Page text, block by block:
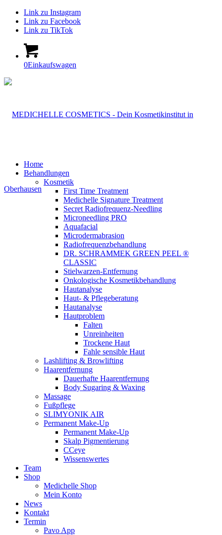
Link zu Instagram
Link zu Facebook
Link zu TikTok
0Einkaufswagen
Home
Behandlungen
Kosmetik
First Time Treatment
Medichelle Signature Treatment
Secret Radiofrequenz-Needling
Microneedling PRO
Aquafacial
Microdermabrasion
Radiofrequenzbehandlung
DR. SCHRAMMEK GREEN PEEL ®
CLASSIC
Stielwarzen-Entfernung
Onkologische Kosmetikbehandlung
Hautanalyse
Haut- & Pflegeberatung
Hautanalyse
Hautproblem
Falten
Unreinheiten
Trockene Haut
Fahle sensible Haut
Lashlifting & Browlifting
Haarentfernung
Dauerhafte Haarentfernung
Body Sugaring & Waxing
Massage
Fußpflege
SLIMYONIK AIR
Permanent Make-Up
Permanent Make-Up
Skalp Pigmentierung
CCeye
Wissenswertes
Team
Shop
Medichelle Shop
Mein Konto
News
Kontakt
Termin
Pavo App